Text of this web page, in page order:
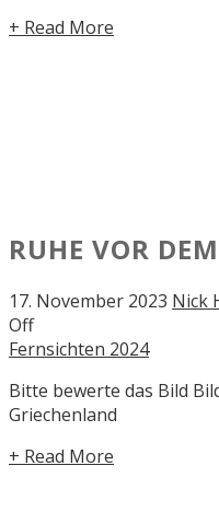
+ Read More
RUHE VOR
17. November 2023 Nick
Off
Fernsichten 2024
Bitte bewerte das Bild
Griechenland
+ Read More